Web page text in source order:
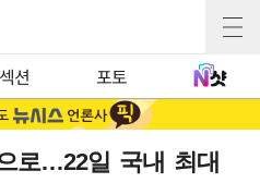
섹션 포토
로…22일 국내 최대